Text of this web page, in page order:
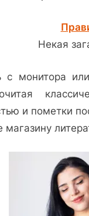
Некая
с монитора
и пометки
магазину